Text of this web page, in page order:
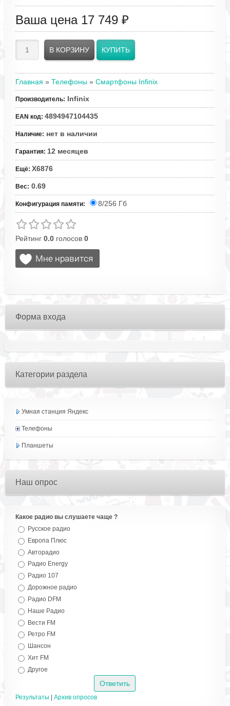
Ваша цена 17 749 ₽
Главная » Телефоны » Смартфоны Infinix
Производитель: Infinix
EAN код: 4894947104435
Наличие: нет в наличии
Гарантия: 12 месяцев
Ещё: X6876
Вес: 0.69
Конфигурация памяти: 8/256 Гб
Рейтинг 0.0голосов 0
Форма входа
Категории раздела
Умная станция Яндекс
Телефоны
Планшеты
Наш опрос
Какое радио вы слушаете чаще ?
Русское радио
Европа Плюс
Авторадио
Радио Energy
Радио 107
Дорожное радио
Радио DFM
Наше Радио
Вести FM
Ретро FM
Шансон
Хит FM
Другое
Результаты | Архив опросов